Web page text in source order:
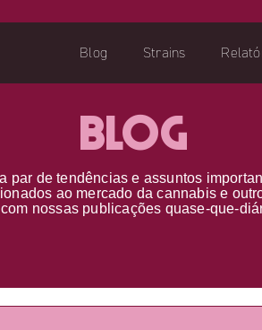
Blog Strains
Blog
par detendências e assuntos
ao mercado da cannabis e
com nossas publicações quase-que-